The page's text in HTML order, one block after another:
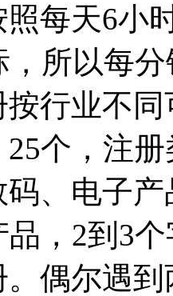
每天6小
，所以每
行业不
个，注
、电子
品，2到3
。偶尔遇